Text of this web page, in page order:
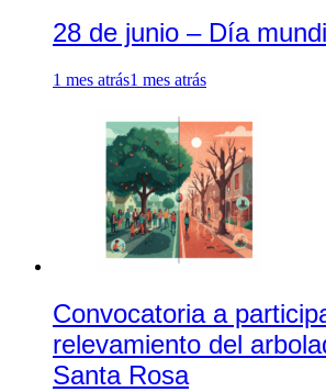
28 de junio – Día
1 mes atrás1 mes atrás
Convocatoria a
relevamiento del
Santa Rosa